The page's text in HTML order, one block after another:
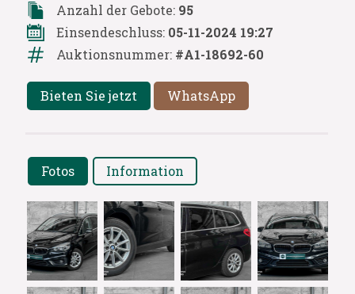
Anzahl der Gebote: 95
Einsendeschluss: 05-11-2024 19:27
Auktionsnummer: #A1-18692-60
Bieten Sie jetzt WhatsApp
Fotos Information